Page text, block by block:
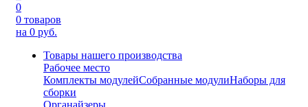
0
0 товаров
на 0 руб.
Товары нашего производства
Рабочее место
Комплекты модулейСобранные модулиНаборы для
сборки
Органайзеры